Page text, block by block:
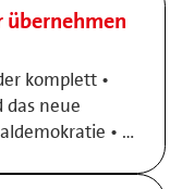
übernehmen
komplett •
das neue
• …